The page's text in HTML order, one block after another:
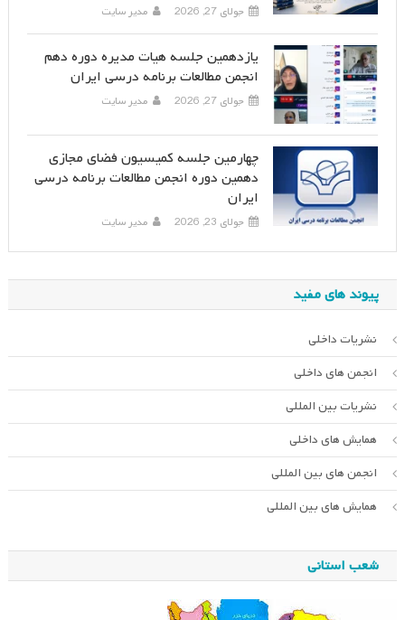
جولای 27, 2026 مدیر سایت
یازدهمین جلسه هیات مدیره دوره دهم
انجمن مطالعات برنامه درسی ایران
جولای 27, 2026 مدیر سایت
چهارمین جلسه کمیسیون فضای مجازی
دهمین دوره انجمن مطالعات برنامه درسی
ایران
جولای 23, 2026 مدیر سایت
پیوند های مفید
نشریات داخلی
انجمن های داخلی
نشریات بین المللی
همایش های داخلی
انجمن های بین المللی
همایش های بین المللی
شعب استانی